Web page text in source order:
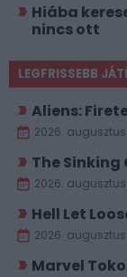
Hiába
nincs ott
LEGFRISSEBB
Aliens:
2026. augusztus
The Sinking
2026. augusztus
Hell Let
2026. augusztus
Marvel